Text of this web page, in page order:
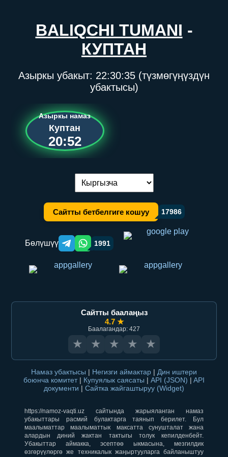
BALIQCHI TUMANI -
КУПТАН
Азыркы убакыт: 22:30:35 (түзмөгүңүздүн
убактысы)
Азыркы намаз
Куптан
20:52
Тилди алмаштыруу:
Сайтты бетбелгиге кошуу 17986
Бөлүшүү Telegram orqali ulashish
WhatsApp orqali ulashish
1991
Сайтты баалаңыз
4.7 ★
Баалагандар: 427
★ ★ ★ ★ ★
Намаз убактысы | Негизги аймактар | Дин иштери
боюнча комитет | Купуялык саясаты | API (JSON) | API
документи | Сайтка жайгаштыруу (Widget)
https://namoz-vaqti.uz сайтында жарыяланган намаз
убакыттары расмий булактарга таянып берилет. Бул
маалыматтар маалыматтык максатта сунушталат жана
алардын диний жактан тактыгы толук кепилденбейт.
Убакыттар аймакка, эсептөө ыкмасына, мезгилдик
өзгөрүүлөргө же техникалык жаңыртууларга байланыштуу